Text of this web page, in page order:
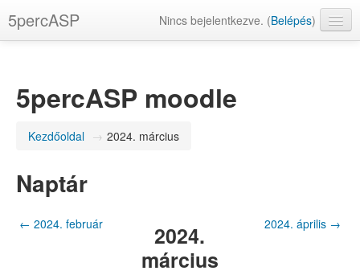
5percASP Nincs bejelentkezve. (Belépés)
5percASP moodle
Kezdőoldal → 2024. március
Naptár
← 2024. február
2024.
március
2024. április →